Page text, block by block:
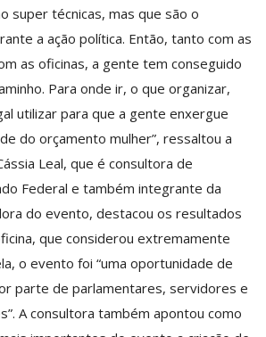
super técnicas, mas que são o
a ação política. Então, tanto com as
as oficinas, a gente tem conseguido
Para onde ir, o que organizar,
utilizar para que a gente enxergue
do orçamento mulher”, ressaltou a
Leal, que é consultora de
Federal e também integrante da
do evento, destacou os resultados
que considerou extremamente
o evento foi “uma oportunidade de
parte de parlamentares, servidores e
A consultora também apontou como